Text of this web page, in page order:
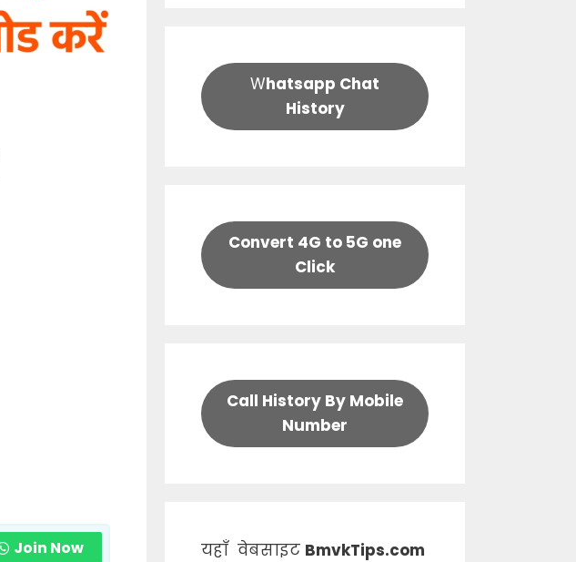
Join Now
Whatsapp Chat
History
Convert 4G to 5G one
Click
Call History By Mobile
Number
यहाँ वेबसाइट BmvkTips.com